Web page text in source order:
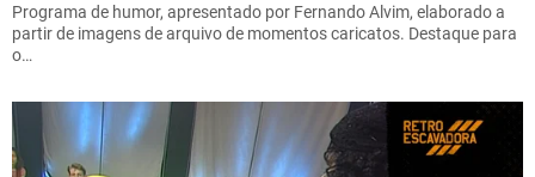
Programa de humor, apresentado por Fernando Alvim, elaborado a
partir de imagens de arquivo de momentos caricatos. Destaque para
o…